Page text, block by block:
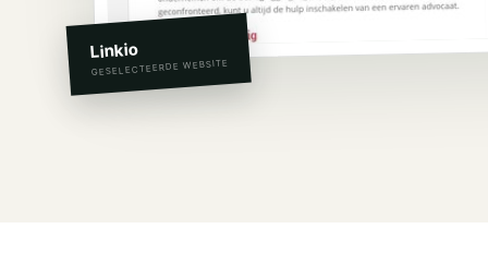
Linkio
GESELECTEERDE WEBSITE